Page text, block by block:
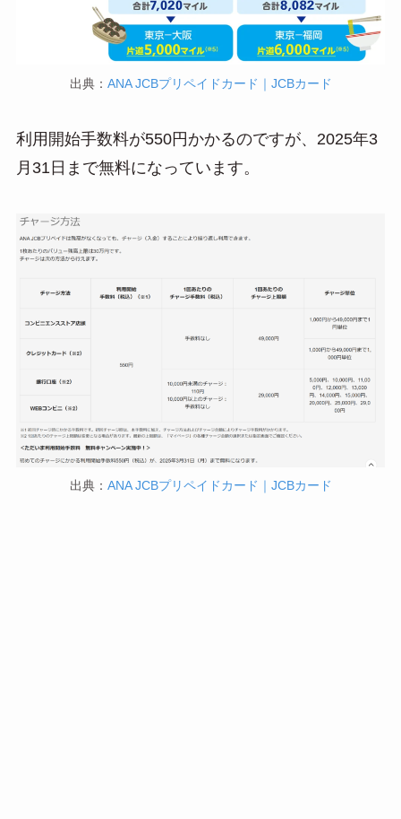
出典： ANA JCBプリペイドカード｜JCBカード
利用開始手数料が550円かかるのですが、2025年3
月31日まで無料になっています。
出典： ANA JCBプリペイドカード｜JCBカード